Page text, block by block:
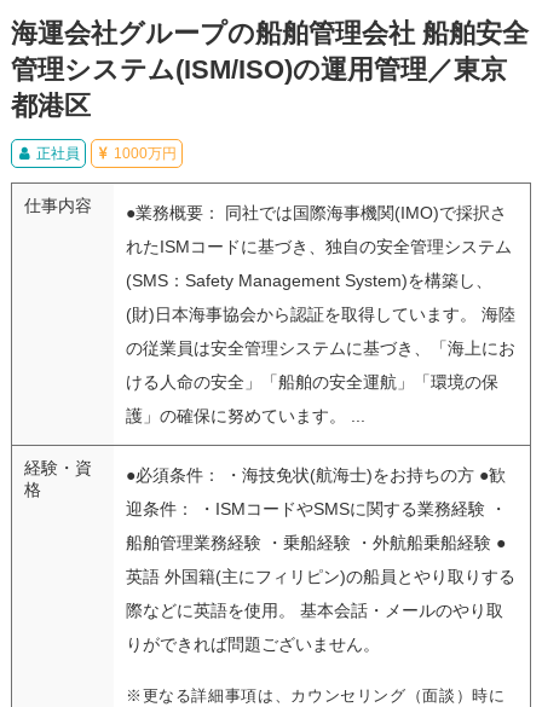
海運会社グループの船舶管理会社 船舶安全
管理システム(ISM/ISO)の運用管理／東京
都港区
正社員 1000万円
仕事内容
●業務概要： 同社では国際海事機関(IMO)で採択さ
れたISMコードに基づき、独自の安全管理システム
(SMS：Safety Management System)を構築し、
(財)日本海事協会から認証を取得しています。 海陸
の従業員は安全管理システムに基づき、「海上にお
ける人命の安全」「船舶の安全運航」「環境の保
護」の確保に努めています。 ...
経験・資
格
●必須条件： ・海技免状(航海士)をお持ちの方 ●歓
迎条件： ・ISMコードやSMSに関する業務経験 ・
船舶管理業務経験 ・乗船経験 ・外航船乗船経験 ●
英語 外国籍(主にフィリピン)の船員とやり取りする
際などに英語を使用。 基本会話・メールのやり取
りができれば問題ございません。
※更なる詳細事項は、カウンセリング（面談）時に